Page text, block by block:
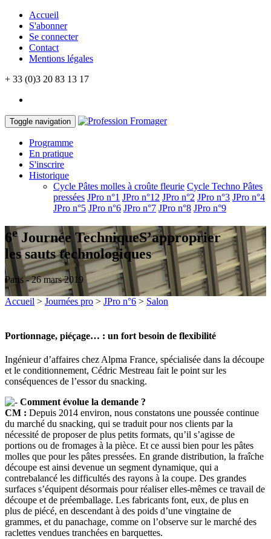
Accueil
S'abonner
Se connecter
Contact
Mentions légales
+ 33 (0)3 20 83 13 17
Toggle navigation
Programme
En pratique
S'inscrire
Historique
Cycle Pâtes molles à croûte fleurie Cycle Techno Pâtes
pressées JPro n°1 JPro n°12 JPro n°2 JPro n°3 JPro n°4
JPro n°5 JPro n°6 JPro n°7 JPro n°8 JPro n°9
6eJournée TechniqueS’approprier
les sauts technologiques
Paris - 26 mars 2019
Accueil > Journées pro > JPro n°6 > Salon
Portionnage, piéçage… : un fort besoin de flexibilité
Ingénieur d’affaires chez Alpma France, spécialisée dans la découpe
et le conditionnement, Cédric Mestreau fait le point sur les
conséquences de l’essor du snacking.
Comment évolue la demande ?
CM : Depuis 2014 environ, nous constatons une poussée continue
du marché du snacking, qui se traduit pour nos clients par la
nécessité de proposer de plus petits formats, qu’il s’agisse de
portions ou de fromages à la pièce. Et ce aussi bien pour les pâtes
molles que pour les pâtes pressées. En grande distribution, la fraîche
découpe est ainsi devenue un segment dynamique, qui a
contrebalancé les difficultés des rayons à la coupe. Des grandes
surfaces s’équipent désormais pour réaliser elles-mêmes ce travail de
découpe et de préemballage. Les fabricants font, eux, de plus en
plus de piécé, en descendant à des poids d’une vingtaine de
grammes, et du panachage, comme on l’observe sur le marché des
raclettes vendues tranchées en barquettes.